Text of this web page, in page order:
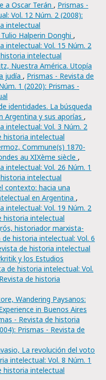
a Oscar Terán , Prismas -
Vol. 12 Núm. 2 (2008):
intelectual
Halperin Donghi ,
intelectual: Vol. 15 Núm. 2
intelectual
Nuestra América. Utopía
judía , Prismas - Revista de
1 (2020): Prismas -
identidades. La búsqueda
Argentina y sus aporías ,
intelectual: Vol. 3 Núm. 2
historia intelectual
Commune(s) 1870-
au XIXème siècle ,
intelectual: Vol. 26 Núm. 1
intelectual
contexto: hacia una
en Argentina ,
intelectual: Vol. 19 Núm. 2
historia intelectual
historiador marxista-
de historia intelectual: Vol. 6
de historia intelectual
y los Estudios
de historia intelectual: Vol.
de historia
Wandering Paysanos:
in Buenos Aires
- Revista de historia
Prismas - Revista de
La revolución del voto
intelectual: Vol. 8 Núm. 1
historia intelectual